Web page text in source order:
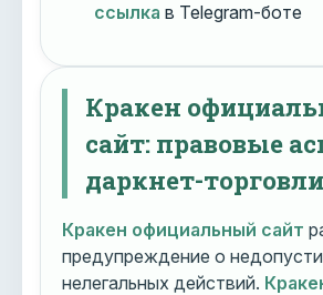
ссылка в Telegram-боте
Кракен
сайт: правовые
даркнет-торговли
Кракен официальный сайт
предупреждение о
нелегальных действий.